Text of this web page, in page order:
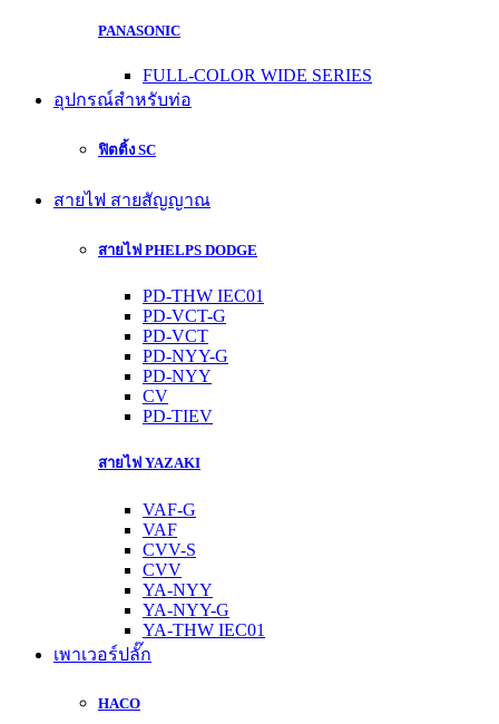
PANASONIC
FULL-COLOR WIDE SERIES
อุปกรณ์สำหรับท่อ
ฟิตติ้ง SC
สายไฟ สายสัญญาณ
สายไฟ PHELPS DODGE
PD-THW IEC01
PD-VCT-G
PD-VCT
PD-NYY-G
PD-NYY
CV
PD-TIEV
สายไฟ YAZAKI
VAF-G
VAF
CVV-S
CVV
YA-NYY
YA-NYY-G
YA-THW IEC01
เพาเวอร์ปลั๊ก
HACO